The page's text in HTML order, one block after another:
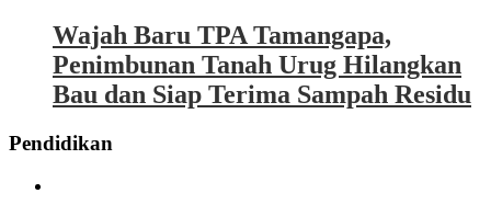
Wajah Baru TPA Tamangapa,
Penimbunan Tanah Urug Hilangkan
Bau dan Siap Terima Sampah Residu
Pendidikan